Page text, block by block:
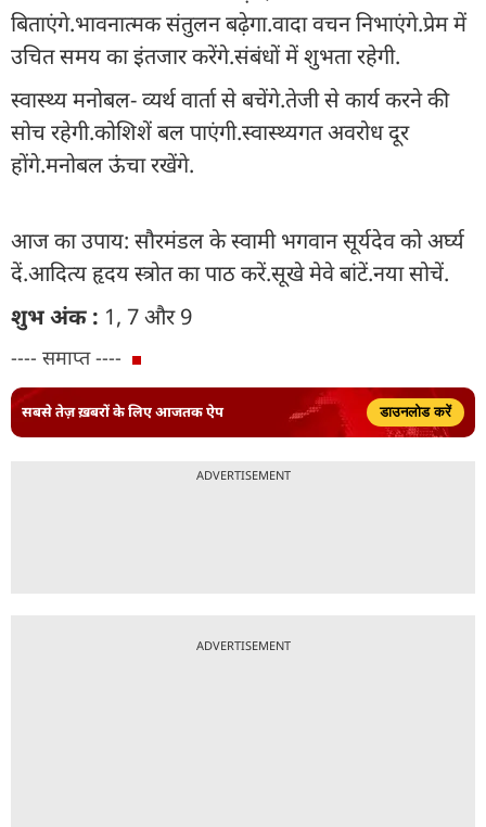
बिताएंगे.भावनात्मक संतुलन बढ़ेगा.वादा वचन निभाएंगे.प्रेम में
उचित समय का इंतजार करेंगे.संबंधों में शुभता रहेगी.
स्वास्थ्य मनोबल- व्यर्थ वार्ता से बचेंगे.तेजी से कार्य करने की
सोच रहेगी.कोशिशें बल पाएंगी.स्वास्थ्यगत अवरोध दूर
होंगे.मनोबल ऊंचा रखेंगे.
आज का उपाय: सौरमंडल के स्वामी भगवान सूर्यदेव को अर्घ्य
दें.आदित्य हृदय स्त्रोत का पाठ करें.सूखे मेवे बांटें.नया सोचें.
शुभ अंक : 1, 7 और 9
---- समाप्त ----
सबसे तेज़ ख़बरों के लिए आजतक ऐप डाउनलोड करें
ADVERTISEMENT
ADVERTISEMENT